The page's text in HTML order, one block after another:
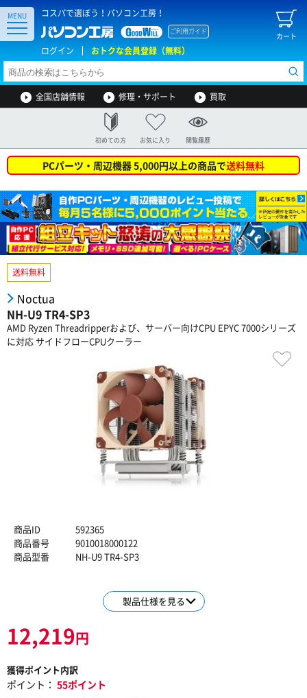
コスパで選ぼう！パソコン工房！
カート
ご利用ガイド
ログイン おトクな会員登録（無料）
MENU
全国店舗情報 修理・サポート 買取
初めての方 お気に入り 閲覧履歴
PCパーツ・周辺機器 5,000円以上の商品で送料無料
送料無料
Noctua
NH-U9 TR4-SP3
AMD Ryzen Threadripperおよび、サーバー向けCPU EPYC 7000シリーズ
に対応 サイドフローCPUクーラー
商品ID
592365
商品番号
9010018000122
商品型番
NH-U9 TR4-SP3
製品仕様を見る
12,219円
獲得ポイント内訳
ポイント： 55ポイント